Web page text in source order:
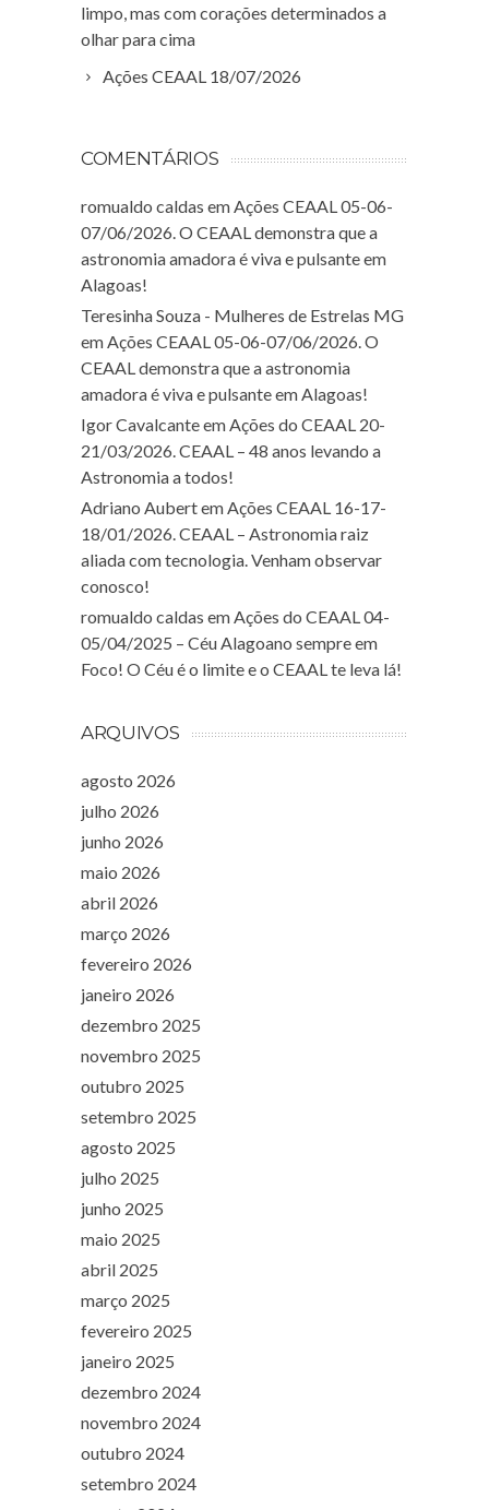
limpo, mas com corações determinados a
olhar para cima
Ações CEAAL 18/07/2026
COMENTÁRIOS
romualdo caldas em Ações CEAAL 05-06-
07/06/2026. O CEAAL demonstra que a
astronomia amadora é viva e pulsante em
Alagoas!
Teresinha Souza - Mulheres de Estrelas MG
em Ações CEAAL 05-06-07/06/2026. O
CEAAL demonstra que a astronomia
amadora é viva e pulsante em Alagoas!
Igor Cavalcanteem Ações do CEAAL 20-
21/03/2026. CEAAL – 48 anos levando a
Astronomia a todos!
Adriano Aubertem Ações CEAAL 16-17-
18/01/2026. CEAAL – Astronomia raiz
aliada com tecnologia. Venham observar
conosco!
romualdo caldas em Ações do CEAAL 04-
05/04/2025 – Céu Alagoano sempre em
Foco! O Céu é o limite e o CEAAL te leva lá!
ARQUIVOS
agosto 2026
julho 2026
junho 2026
maio 2026
abril 2026
março 2026
fevereiro 2026
janeiro 2026
dezembro 2025
novembro 2025
outubro 2025
setembro 2025
agosto 2025
julho 2025
junho 2025
maio 2025
abril 2025
março 2025
fevereiro 2025
janeiro 2025
dezembro 2024
novembro 2024
outubro 2024
setembro 2024